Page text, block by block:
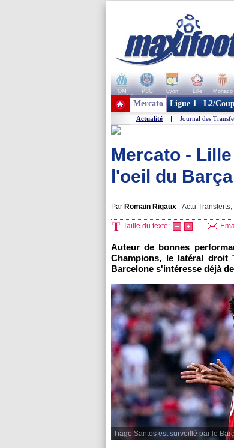
OM PSG Lyon Lille Monaco
+ de clubs
Mercato Ligue 1 L2/
Actualité | Journal des
Mercato -
l'oeil du
Par Romain Rigaux -Actu
Taille du texte:
Auteur de bonnes
Champions, le latéral
Barcelone s'intéresse déjà
Tiago Santos est surveillé par le